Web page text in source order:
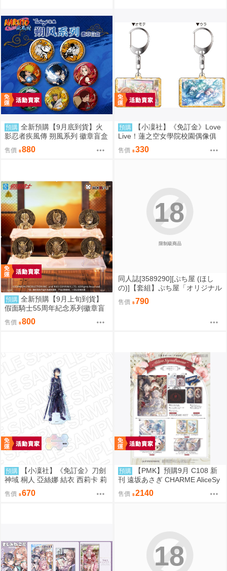
預購 全新預購【9月底到貨】火
影忍者疾風傳 朔風系列 徽章盲盒
(共8款)
售價 880
預購
【小凜社】《免訂金》Love
Live！蓮之空女學院校園偶像俱
樂部 雙面鑰匙圈吊飾
售價 330
預購 全新預購【9月上旬到貨】
假面騎士55周年紀念系列徽章盲
盒(全6款)
售價 800
限制級商品
18
同人誌[3589290][ぷち屋 (ほし
の)]【套組】ぷち屋「オリジナル
本」セット (偽娘)
售價 790
預購
【小凜社】《免訂金》刀劍
神域 桐人 亞絲娜 結衣 西莉卡 莉
茲貝特 crayon painting ver. 壓克
力立牌
售價 670
預購
【PMK】預購9月 C108 新
刊 遠坂あさぎ CHARME AliceSy
ndrome* 藍沢エマ VSPO
售價 2140
18